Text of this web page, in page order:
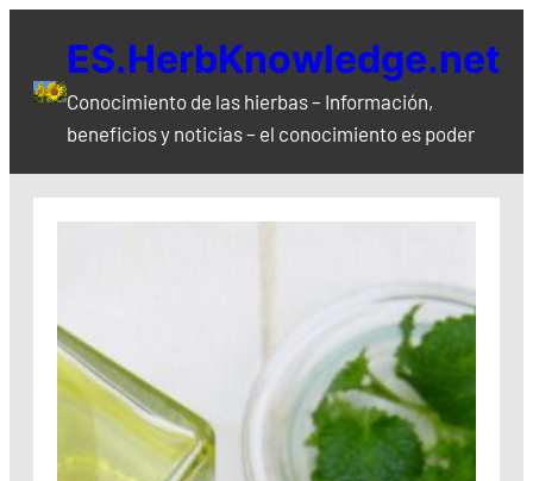
contenido
ES.HerbKnowledge.net
Conocimiento de las hierbas – Información,
beneficios y noticias – el conocimiento es poder